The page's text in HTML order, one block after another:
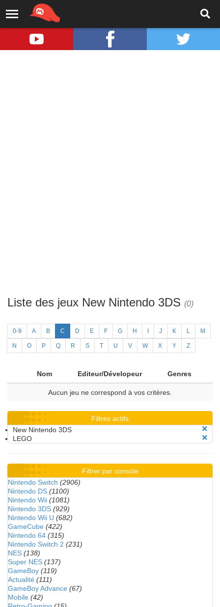
Liste des jeux New Nintendo 3DS (0)
0-9 A B C D E F G H J K L M
N O P Q R S T U V W X Y Z
Nom Editeur/Dévelopeur Genres
Aucun jeu ne correspond à vos critères.
Filtres actifs
New Nintendo 3DS
LEGO
Filtrer par console
Nintendo Switch (2906)
Nintendo DS (1100)
Nintendo Wii (1081)
Nintendo 3DS (929)
Nintendo Wii U (682)
GameCube (422)
Nintendo 64 (315)
Nintendo Switch 2 (231)
NES (138)
Super NES (137)
GameBoy (119)
Actualité (111)
GameBoy Advance (67)
Mobile (42)